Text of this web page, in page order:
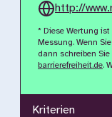
http://
* Diese Wertung
Messung. Wenn
dann schreiben
barrierefreiheit.de.
Kriterien